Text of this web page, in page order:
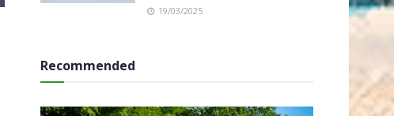
19/03/2025
Recommended